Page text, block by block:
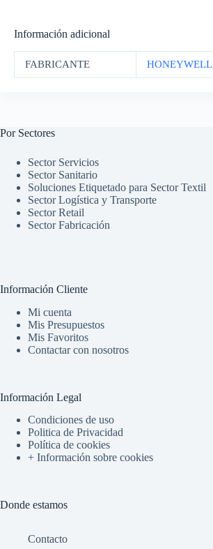
Información adicional
FABRICANTE HONEYWELL
Por Sectores
Sector Servicios
Sector Sanitario
Soluciones Etiquetado para Sector Textil
Sector Logística y Transporte
Sector Retail
Sector Fabricación
Información Cliente
Mi cuenta
Mis Presupuestos
Mis Favoritos
Contactar con nosotros
Información Legal
Condiciones de uso
Politica de Privacidad
Política de cookies
+ Información sobre cookies
Donde estamos
Contacto